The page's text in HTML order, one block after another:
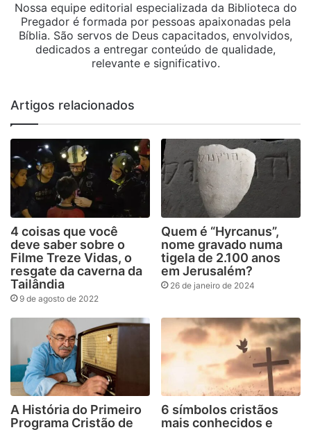
Nossa equipe editorial especializada da Biblioteca do
Pregador é formada por pessoas apaixonadas pela
Bíblia. São servos de Deus capacitados, envolvidos,
dedicados a entregar conteúdo de qualidade,
relevante e significativo.
Artigos relacionados
4 coisas que você
deve saber sobre o
Filme Treze Vidas, o
resgate da caverna da
Tailândia
9 de agosto de 2022
Quem é “Hyrcanus”,
nome gravado numa
tigela de 2.100 anos
em Jerusalém?
26 de janeiro de 2024
A História do Primeiro
Programa Cristão de
6 símbolos cristãos
mais conhecidos e